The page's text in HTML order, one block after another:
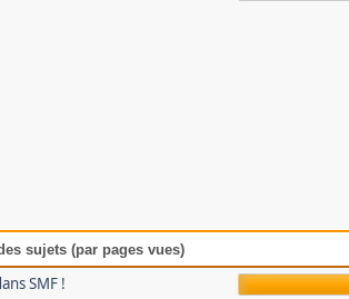
sujets (par pages vues)
SMF !